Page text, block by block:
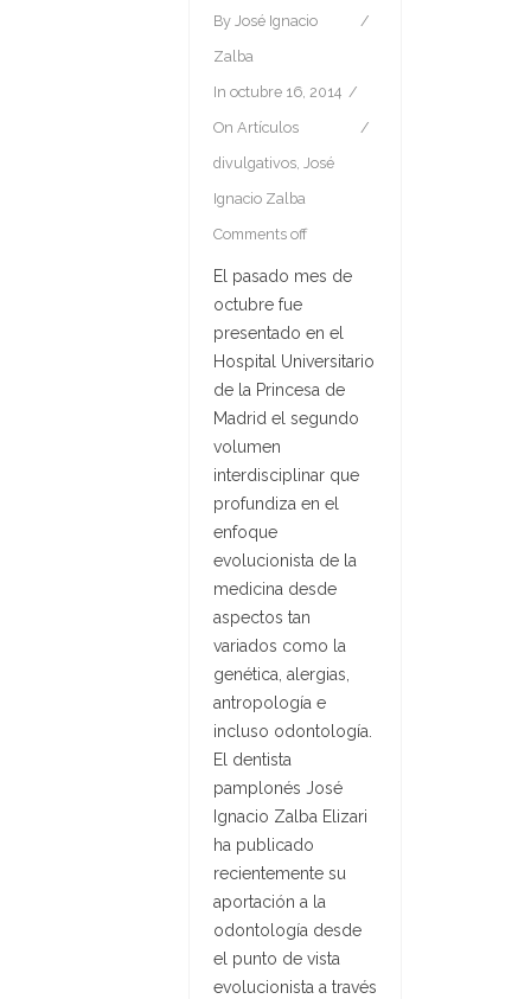
By José Ignacio
Zalba
In octubre 16, 2014
On Artículos
divulgativos, José
Ignacio Zalba
Comments off
El pasado mes de
octubre fue
presentado en el
Hospital Universitario
de la Princesa de
Madrid el segundo
volumen
interdisciplinar que
profundiza en el
enfoque
evolucionista de la
medicina desde
aspectos tan
variados como la
genética, alergias,
antropología e
incluso odontología.
El dentista
pamplonés José
Ignacio Zalba Elizari
ha publicado
recientemente su
aportación a la
odontología desde
el punto de vista
evolucionista a través